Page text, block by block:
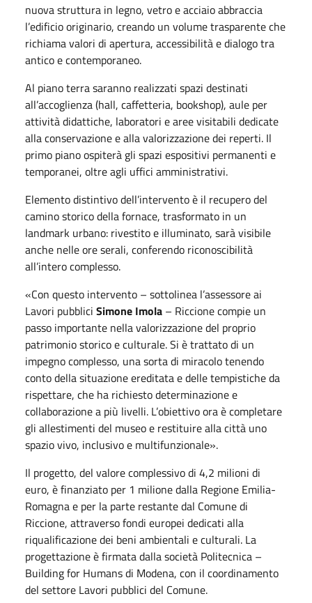
nuova struttura in legno, vetro e acciaio abbraccia
l’edificio originario, creando un volume trasparente che
richiama valori di apertura, accessibilità e dialogo tra
antico e contemporaneo.
Al piano terra saranno realizzati spazi destinati
all’accoglienza (hall, caffetteria, bookshop), aule per
attività didattiche, laboratori e aree visitabili dedicate
alla conservazione e alla valorizzazione dei reperti. Il
primo piano ospiterà gli spazi espositivi permanenti e
temporanei, oltre agli uffici amministrativi.
Elemento distintivo dell’intervento è il recupero del
camino storico della fornace, trasformato in un
landmark urbano: rivestito e illuminato, sarà visibile
anche nelle ore serali, conferendo riconoscibilità
all’intero complesso.
«Con questo intervento – sottolinea l’assessore ai
Lavori pubblici Simone Imola – Riccione compie un
passo importante nella valorizzazione del proprio
patrimonio storico e culturale. Si è trattato di un
impegno complesso, una sorta di miracolo tenendo
conto della situazione ereditata e delle tempistiche da
rispettare, che ha richiesto determinazione e
collaborazione a più livelli. L’obiettivo ora è completare
gli allestimenti del museo e restituire alla città uno
spazio vivo, inclusivo e multifunzionale».
Il progetto, del valore complessivo di 4,2 milioni di
euro, è finanziato per 1 milione dalla Regione Emilia-
Romagna e per la parte restante dal Comune di
Riccione, attraverso fondi europei dedicati alla
riqualificazione dei beni ambientali e culturali. La
progettazione è firmata dalla società Politecnica –
Building for Humans di Modena, con il coordinamento
del settore Lavori pubblici del Comune.